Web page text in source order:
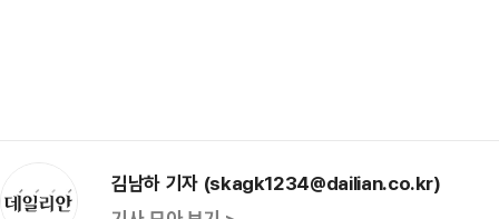
김남하 기자 (skagk1234@dailian.co.kr)